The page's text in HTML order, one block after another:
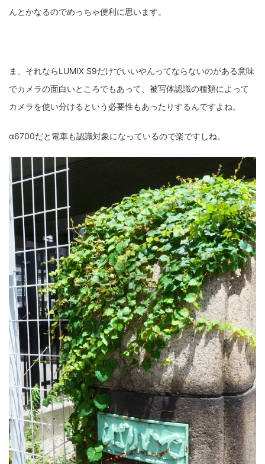
んとかなるのでめっちゃ便利に思います。
ま、それならLUMIX S9だけでいいやんってならないのがある意味
でカメラの面白いところでもあって、被写体認識の種類によって
カメラを使い分けるという必要性もあったりするんですよね。
α6700だと電車も認識対象になっているので楽ですしね。